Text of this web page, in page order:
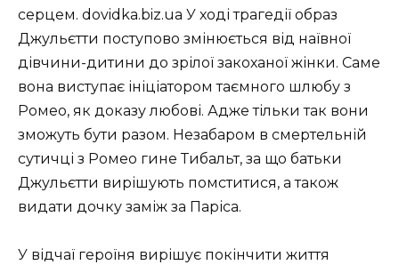
серцем. dovidka.biz.ua У ході трагедії образ
Джульєтти поступово змінюється від наївної
дівчини-дитини до зрілої закоханої жінки. Саме
вона виступає ініціатором таємного шлюбу з
Ромео, як доказу любові. Адже тільки так вони
зможуть бути разом. Незабаром в смертельній
сутичці з Ромео гине Тибальт, за що батьки
Джульєтти вирішують помститися, а також
видати дочку заміж за Паріса.
У відчаї героїня вирішує покінчити життя